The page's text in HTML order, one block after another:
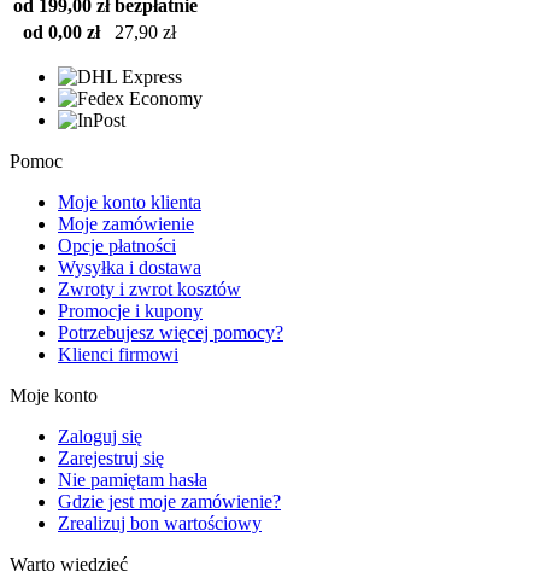
od 199,00 zł bezpłatnie
od 0,00 zł
27,90 zł
Pomoc
Moje konto klienta
Moje zamówienie
Opcje płatności
Wysyłka i dostawa
Zwroty i zwrot kosztów
Promocje i kupony
Potrzebujesz więcej pomocy?
Klienci firmowi
Moje konto
Zaloguj się
Zarejestruj się
Nie pamiętam hasła
Gdzie jest moje zamówienie?
Zrealizuj bon wartościowy
Warto wiedzieć